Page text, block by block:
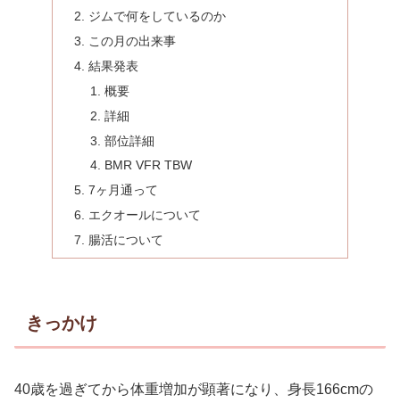
ジムで何をしているのか
この月の出来事
結果発表
概要
詳細
部位詳細
BMR VFR TBW
7ヶ月通って
エクオールについて
腸活について
きっかけ
40歳を過ぎてから体重増加が顕著になり、身長166cmの